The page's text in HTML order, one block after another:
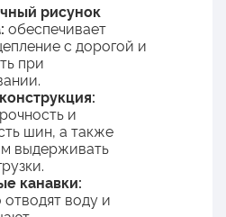
рисунок
обеспечивает
с дорогой и
при
и
шин, а также
выдерживать
канавки:
воду и